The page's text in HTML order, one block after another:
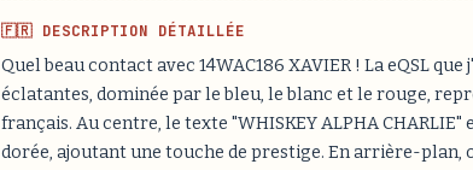
🇫🇷 DESCRIPTION DÉTAILLÉE
Quel beau contact avec 14WAC186 XAVIER ! La eQSL
éclatantes, dominée par le bleu, le blanc et le rouge,
français. Au centre, le texte "WHISKEY ALPHA
dorée, ajoutant une touche de prestige. En arrière-plan,